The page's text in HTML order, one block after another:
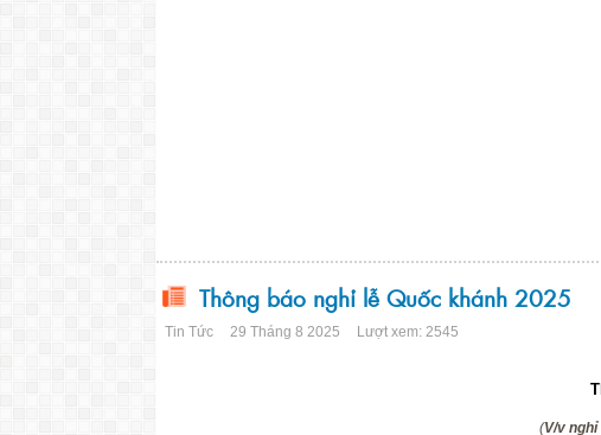
Võ Văn Mấy
Thông báo nghỉ lễ Quốc khánh 2025
Tin Tức 29 Tháng 8 2025 Lượt xem: 2545
(V/v nghỉ